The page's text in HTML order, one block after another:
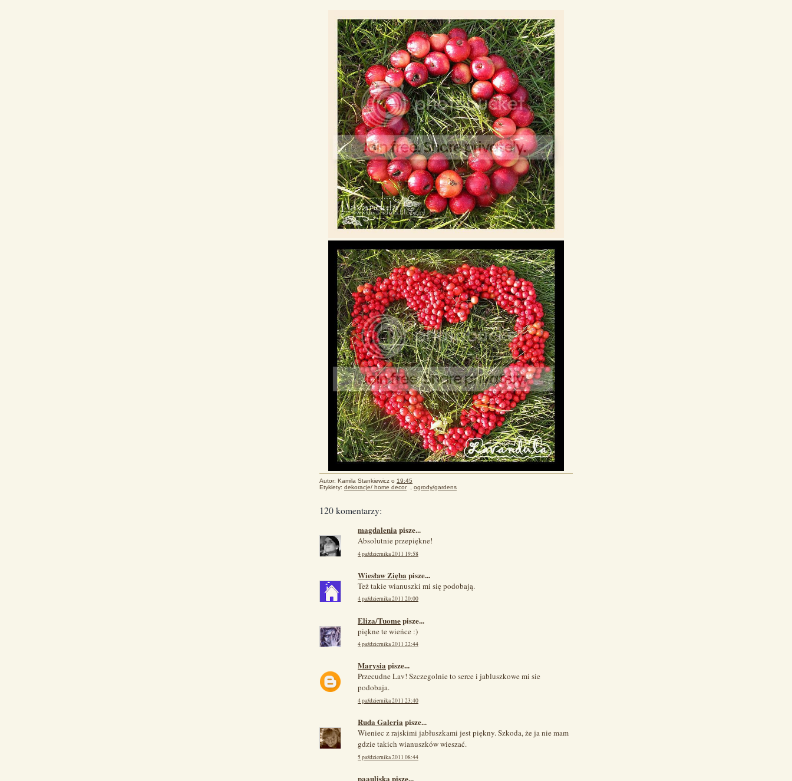
Autor: Kamila Stankiewicz o 19:45
Etykiety: dekoracje/ home decor ogrody/gardens
120 komentarzy:
magdalenia pisze...
Absolutnie przepiękne!
4 października 2011 19:58
Wiesław Zięba pisze...
Też takie wianuszki mi się podobają.
4 października 2011 20:00
Eliza/Tuomepisze...
piękne te wieńce :)
4 października 2011 22:44
Marysia pisze...
Przecudne Lav! Szczegolnie to serce i jabluszkowe mi sie
podobaja.
4 października 2011 23:40
Ruda Galeria pisze...
Wieniec z rajskimi jabłuszkami jest piękny. Szkoda, że ja nie mam
gdzie takich wianuszków wieszać.
5 października 2011 08:44
paauliska pisze...